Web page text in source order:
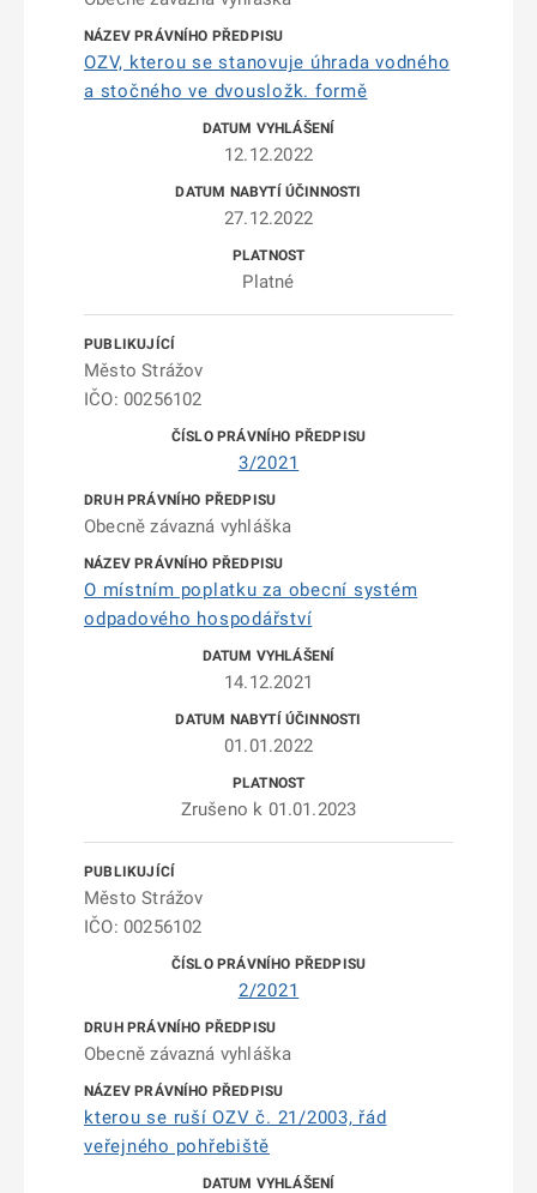
OZV, kterou se stanovuje úhrada vodného
a stočného ve dvousložk. formě
12.12.2022
27.12.2022
Platné
Město Strážov
IČO: 00256102
3/2021
Obecně závazná vyhláška
O místním poplatku za obecní systém
odpadového hospodářství
14.12.2021
01.01.2022
Zrušeno k 01.01.2023
Město Strážov
IČO: 00256102
2/2021
Obecně závazná vyhláška
kterou se ruší OZV č. 21/2003, řád
veřejného pohřebiště